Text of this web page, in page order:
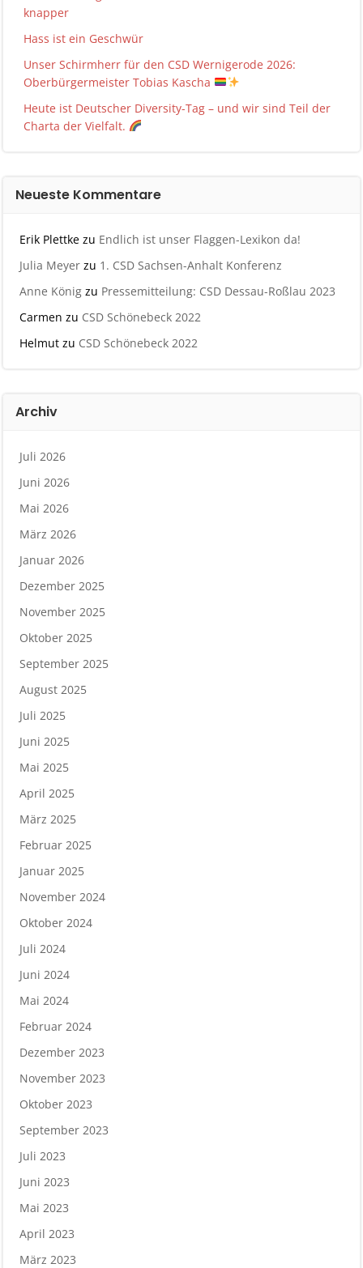
knapper
Hass ist ein Geschwür
Unser Schirmherr für den CSD Wernigerode 2026:
Oberbürgermeister Tobias Kascha
Heute ist Deutscher Diversity-Tag – und wir sind Teil der
Charta der Vielfalt.
Neueste Kommentare
Erik Plettke zu Endlich ist unser Flaggen-Lexikon da!
Julia Meyer zu 1. CSD Sachsen-Anhalt Konferenz
Anne König zu Pressemitteilung: CSD Dessau-Roßlau 2023
Carmen zu CSD Schönebeck 2022
Helmut zu CSD Schönebeck 2022
Archiv
Juli 2026
Juni 2026
Mai 2026
März 2026
Januar 2026
Dezember 2025
November 2025
Oktober 2025
September 2025
August 2025
Juli 2025
Juni 2025
Mai 2025
April 2025
März 2025
Februar 2025
Januar 2025
November 2024
Oktober 2024
Juli 2024
Juni 2024
Mai 2024
Februar 2024
Dezember 2023
November 2023
Oktober 2023
September 2023
Juli 2023
Juni 2023
Mai 2023
April 2023
März 2023